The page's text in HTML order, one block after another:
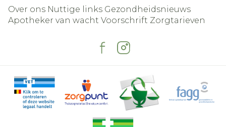
Over ons Nuttige links Gezondheidsnieuws
Apotheker van wacht Voorschrift Zorgtarieven